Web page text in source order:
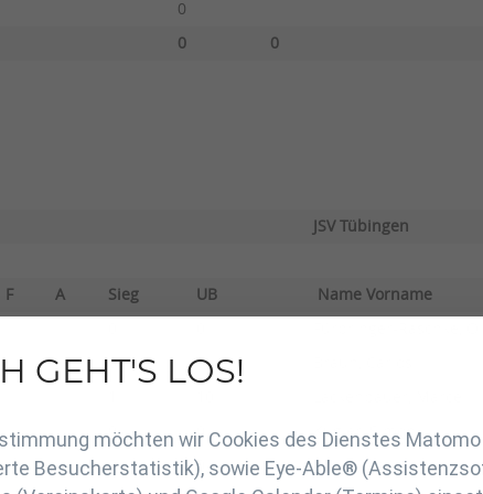
0
0
0
JSV Tübingen
F A Sieg UB Name Vorname
0 0
0 0 Kugler, Simon
0 0 Kölle, Tim
GEHT'S LOS!
möchten wir Cookies des Dienstes Matomo
Besucherstatistik), sowie Eye-Able®